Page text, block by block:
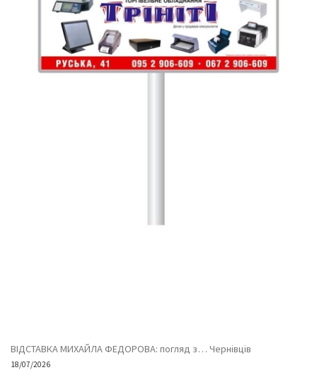
ВІДСТАВКА МИХАЙЛА ФЕДОРОВА: погляд з… Чернівців
18/07/2026